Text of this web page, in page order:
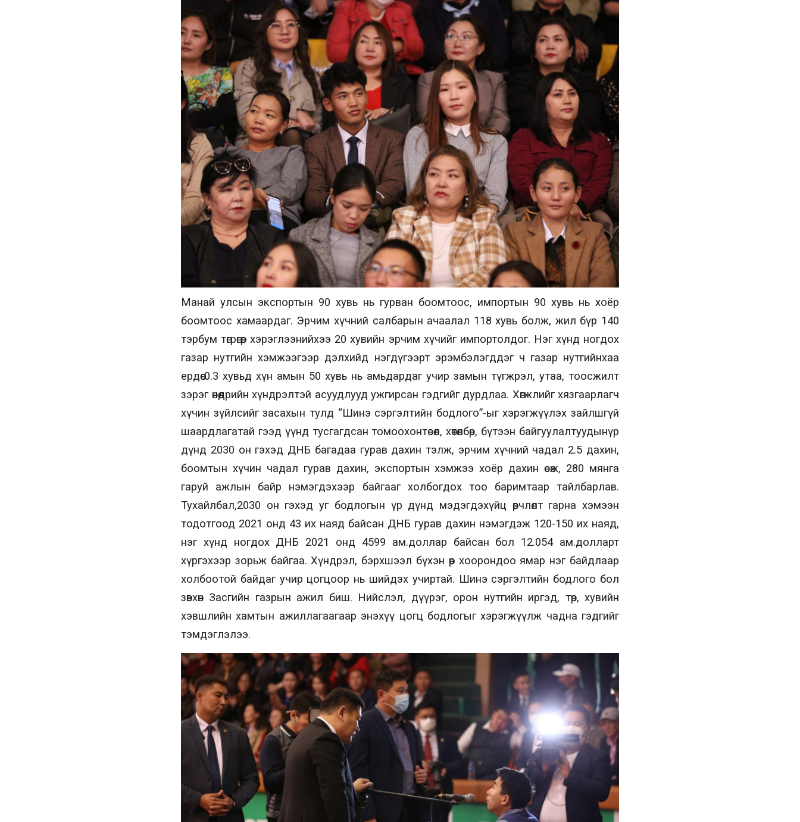
Манай улсын экспортын 90 хувь нь гурван боомтоос, импортын 90 хувь нь хоёр
боомтоос хамаардаг. Эрчим хүчний салбарын ачаалал 118 хувь болж, жил бүр 140
тэрбум төгрөгөөр хэрэглээнийхээ 20 хувийн эрчим хүчийг импортолдог. Нэг хүнд ногдох
газар нутгийн хэмжээгээр дэлхийд нэгдүгээрт эрэмбэлэгддэг ч газар нутгийнхаа
ердөө 0.3 хувьд хүн амын 50 хувь нь амьдардаг учир замын түгжрэл, утаа, тоосжилт
зэрэг өнөөдрийн хүндрэлтэй асуудлууд ужгирсан гэдгийг дурдлаа. Хөгжлийг хязгаарлагч
хүчин зүйлсийг засахын тулд “Шинэ сэргэлтийн бодлого”-ыг хэрэгжүүлэх зайлшгүй
шаардлагатай гээд үүнд тусгагдсан томоохонтөсөл, хөтөлбөр, бүтээн байгуулалтуудынүр
дүнд 2030 он гэхэд ДНБ багадаа гурав дахин тэлж, эрчим хүчний чадал 2.5 дахин,
боомтын хүчин чадал гурав дахин, экспортын хэмжээ хоёр дахин өсөж, 280 мянга
гаруй ажлын байр нэмэгдэхээр байгааг холбогдох тоо баримтаар тайлбарлав.
Тухайлбал,2030 он гэхэд уг бодлогын үр дүнд мэдэгдэхүйц өөрчлөлт гарна хэмээн
тодотгоод 2021 онд 43 их наяд байсан ДНБ гурав дахин нэмэгдэж 120-150 их наяд,
нэг хүнд ногдох ДНБ 2021 онд 4599 ам.доллар байсан бол 12.054 ам.долларт
хүргэхээр зорьж байгаа. Хүндрэл, бэрхшээл бүхэн өөр хоорондоо ямар нэг байдлаар
холбоотой байдаг учир цогцоор нь шийдэх учиртай. Шинэ сэргэлтийн бодлого бол
зөвхөн Засгийн газрын ажил биш. Нийслэл, дүүрэг, орон нутгийн иргэд, төр, хувийн
хэвшлийн хамтын ажиллагаагаар энэхүү цогц бодлогыг хэрэгжүүлж чадна гэдгийг
тэмдэглэлээ.